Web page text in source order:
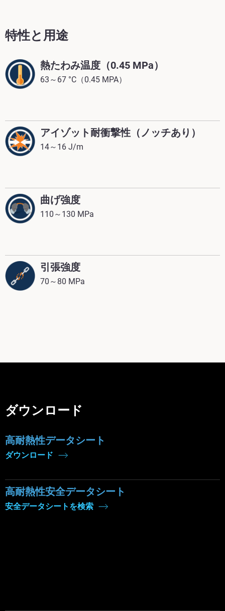
特性と用途
熱たわみ温度（0.45 MPa）
63～67 °C（0.45 MPA）
アイゾット耐衝撃性（ノッチあり）
14～16 J/m
曲げ強度
110～130 MPa
引張強度
70～80 MPa
ダウンロード
高耐熱性データシート
ダウンロード
高耐熱性安全データシート
安全データシートを検索